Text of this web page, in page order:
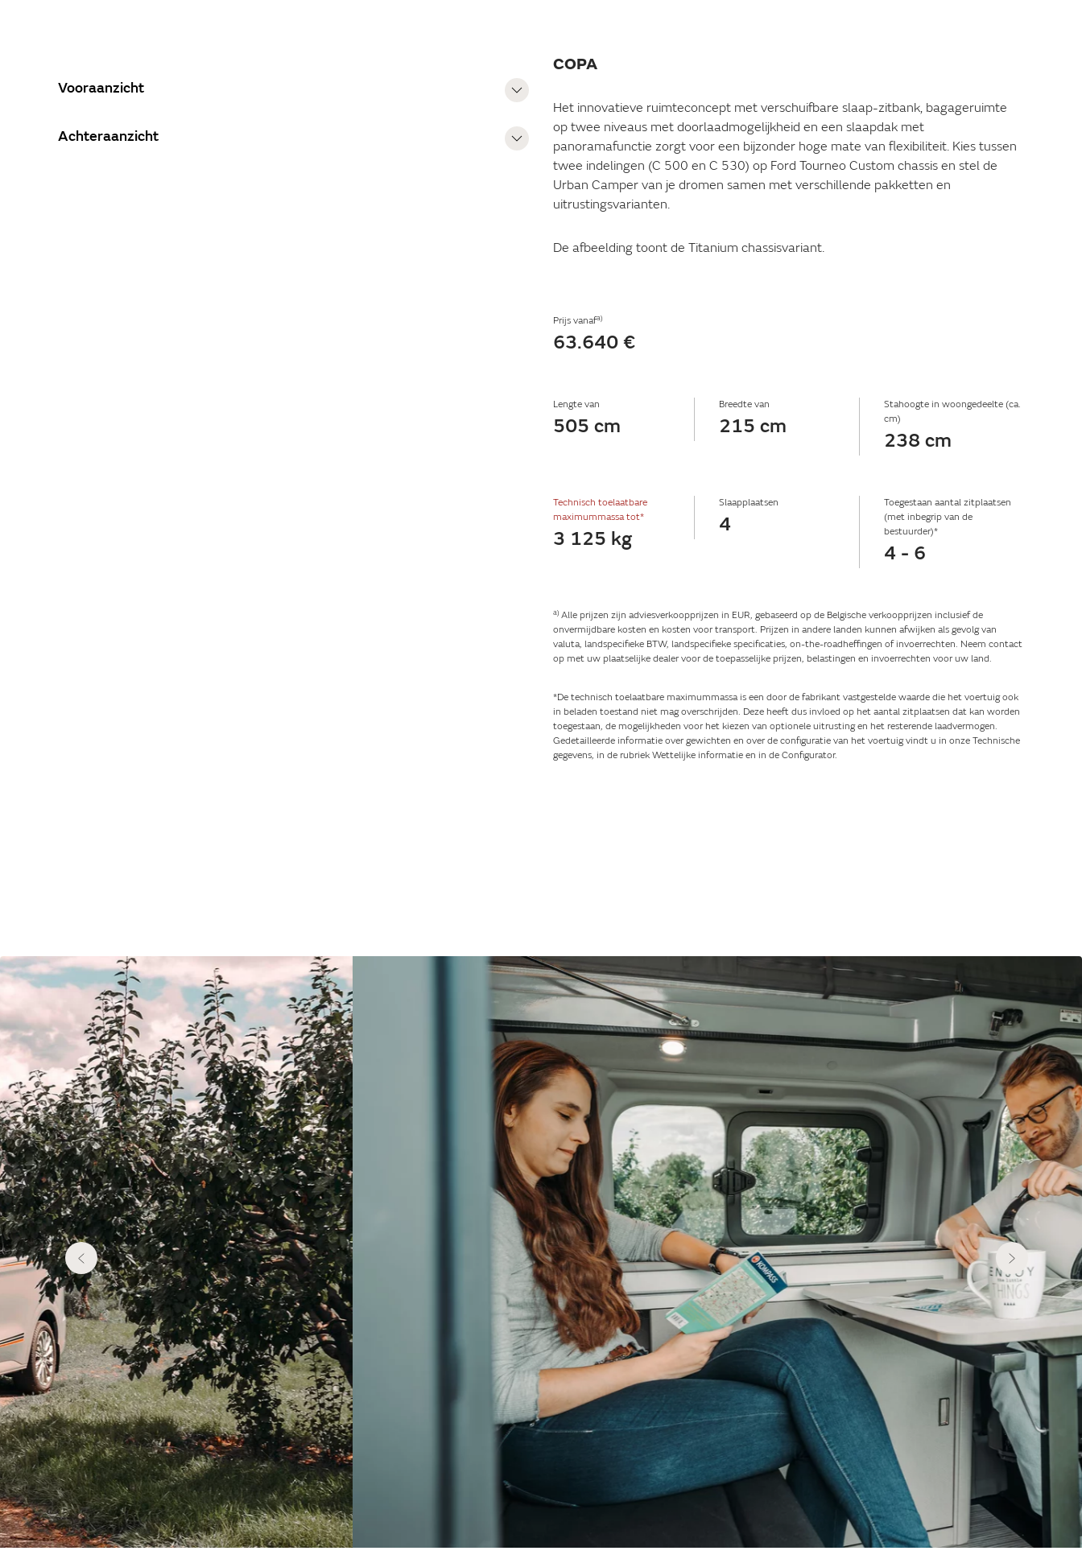
Vooraanzicht
Achteraanzicht
COPA
Het innovatieve ruimteconcept met verschuifbare slaap-zitbank, bagageruimte
op twee niveaus met doorlaadmogelijkheid en een slaapdak met
panoramafunctie zorgt voor een bijzonder hoge mate van flexibiliteit. Kies tussen
twee indelingen (C 500 en C 530) op Ford Tourneo Custom chassis en stel de
Urban Camper van je dromen samen met verschillende pakketten en
uitrustingsvarianten.
De afbeelding toont de Titanium chassisvariant.
Prijs vanafa)
63.640 €
Lengte van
505 cm
Breedte van
215 cm
Stahoogte in woongedeelte (ca.
cm)
238 cm
Technisch toelaatbare
maximummassa tot*
3 125 kg
Slaapplaatsen
4
Toegestaan aantal zitplaatsen
(met inbegrip van de
bestuurder)*
4 - 6
a) Alle prijzen zijn adviesverkoopprijzen in EUR, gebaseerd op de Belgische verkoopprijzen inclusief de
onvermijdbare kosten en kosten voor transport. Prijzen in andere landen kunnen afwijken als gevolg van
valuta, landspecifieke BTW, landspecifieke specificaties, on-the-roadheffingen of invoerrechten. Neem contact
op met uw plaatselijke dealer voor de toepasselijke prijzen, belastingen en invoerrechten voor uw land.
*De technisch toelaatbare maximummassa is een door de fabrikant vastgestelde waarde die het voertuig ook
in beladen toestand niet mag overschrijden. Deze heeft dus invloed op het aantal zitplaatsen dat kan worden
toegestaan, de mogelijkheden voor het kiezen van optionele uitrusting en het resterende laadvermogen.
Gedetailleerde informatie over gewichten en over de configuratie van het voertuig vindt u in onze Technische
gegevens, in de rubriek Wettelijke informatie en in de Configurator.